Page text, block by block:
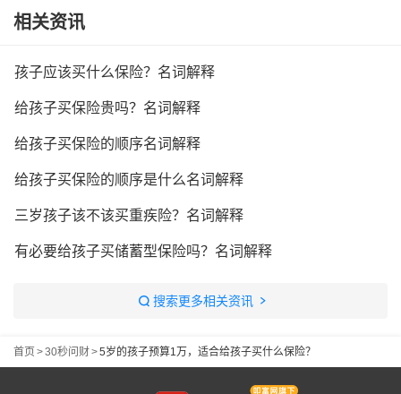
相关资讯
孩子应该买什么保险？名词解释
给孩子买保险贵吗？名词解释
给孩子买保险的顺序名词解释
给孩子买保险的顺序是什么名词解释
三岁孩子该不该买重疾险？名词解释
有必要给孩子买储蓄型保险吗？名词解释
搜索更多相关资讯
首页 >30秒问财>5岁的孩子预算1万，适合给孩子买什么保险？